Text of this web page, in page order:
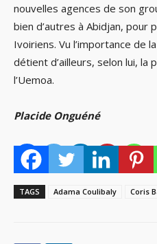
nouvelles agences de son
bien d’autres à Abidjan, pour
Ivoiriens. Vu l’importance de
détient d’ailleurs, selon lui, la
l’Uemoa.
Placide Onguéné
TAGS Adama Coulibaly Coris